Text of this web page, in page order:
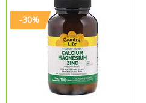
-30%